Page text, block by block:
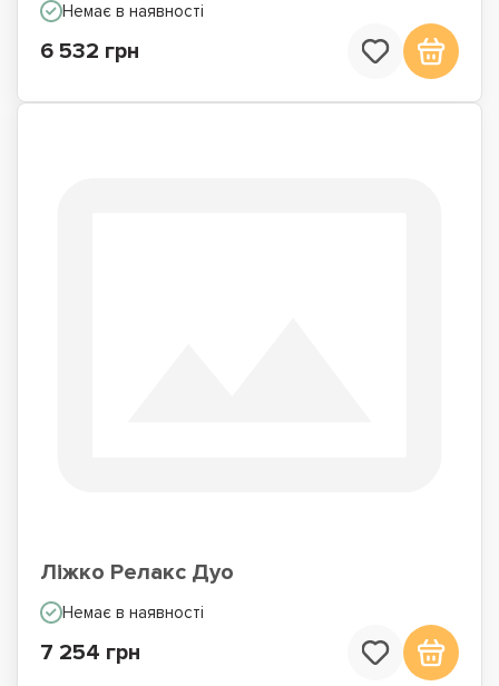
Немає в наявності
6 532 грн
Ліжко Релакс Дуо
Немає в наявності
7 254 грн